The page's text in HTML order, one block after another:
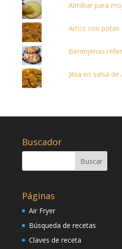
Almíbar para
Arroz con potas
Berenjenas
Jibia en salsa de
Buscador
Páginas
Air Fryer
Búsqueda de recetas
Claves de receta